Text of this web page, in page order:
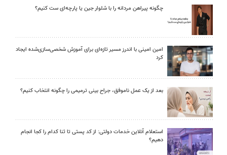
چگونه پیراهن مردانه را با شلوار جین یا پارچه‌ای ست کنیم؟
امین امینی با اندرز مسیر تازه‌ای برای آموزش شخصی‌سازی‌شده ایجاد
کرد
بعد از یک عمل ناموفق، جراح بینی ترمیمی را چگونه انتخاب کنیم؟
استعلام آنلاین خدمات دولتی: از کد پستی تا ثنا کدام را کجا انجام
دهیم؟